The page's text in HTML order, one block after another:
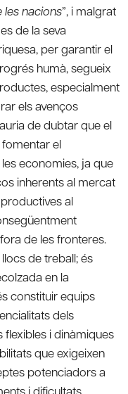
les nacions”, i malgrat
de la seva
per garantir el
humà, segueix
especialment
els avenços
de dubtar que el
el
economies, ja que
inherents al mercat
al
de les fronteres.
de treball; és
en la
constituir equips
dels
i dinàmiques
que exigeixen
potenciadors a
i dificultats